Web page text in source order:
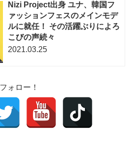
Nizi Project出身 ユナ、韓国フ
ァッションフェスのメインモデ
ルに就任！ その活躍ぶりによろ
こびの声続々
2021.03.25
ォロー！